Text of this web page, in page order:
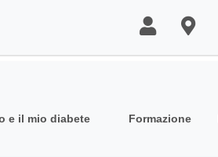
e il mio diabete Formazione